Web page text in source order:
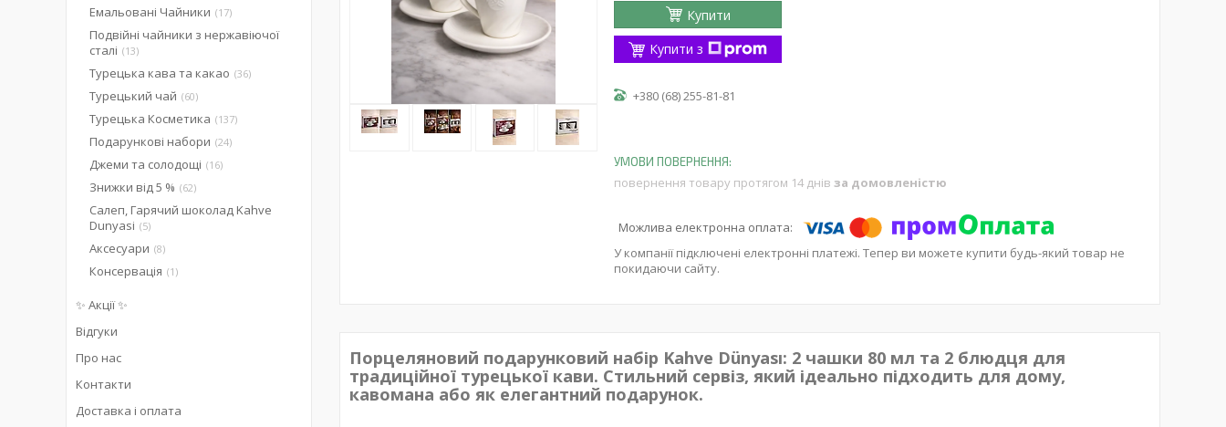
Купити
Купити з
+380 (68) 255-81-81
повернення товару протягом 14 днів за домовленістю
У компанії підключені електронні платежі. Тепер ви можете купити будь-який товар не
покидаючи сайту.
Порцеляновий подарунковий набір Kahve Dünyası: 2 чашки 80 мл та 2 блюдця для
традиційної турецької кави. Стильний сервіз, який ідеально підходить для дому,
кавомана або як елегантний подарунок.
Емальовані Чайники 17
Подвійні чайники з нержавіючої
сталі
13
Турецька кава та какао 36
Турецький чай 60
Турецька Косметика 137
Подарункові набори 24
Джеми та солодощі 16
Знижки від 5 % 62
Салеп, Гарячий шоколад Kahve
Dunyasi
5
Аксесуари 8
Консервація 1
✨ Акції ✨
Відгуки
Про нас
Контакти
Доставка і оплата